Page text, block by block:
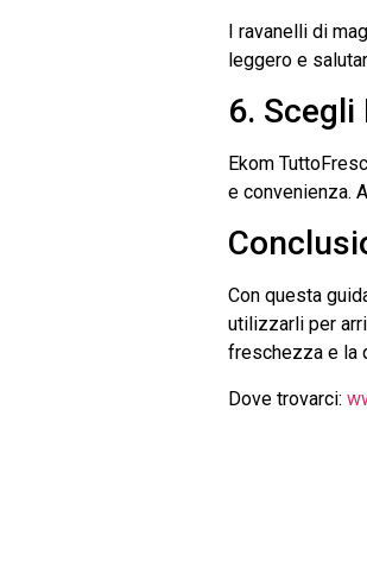
I ravanelli di
leggero e
6. Scegli
Ekom
e convenienza.
Con questa
utilizzarli per
freschezza e la
Dove trovarci: